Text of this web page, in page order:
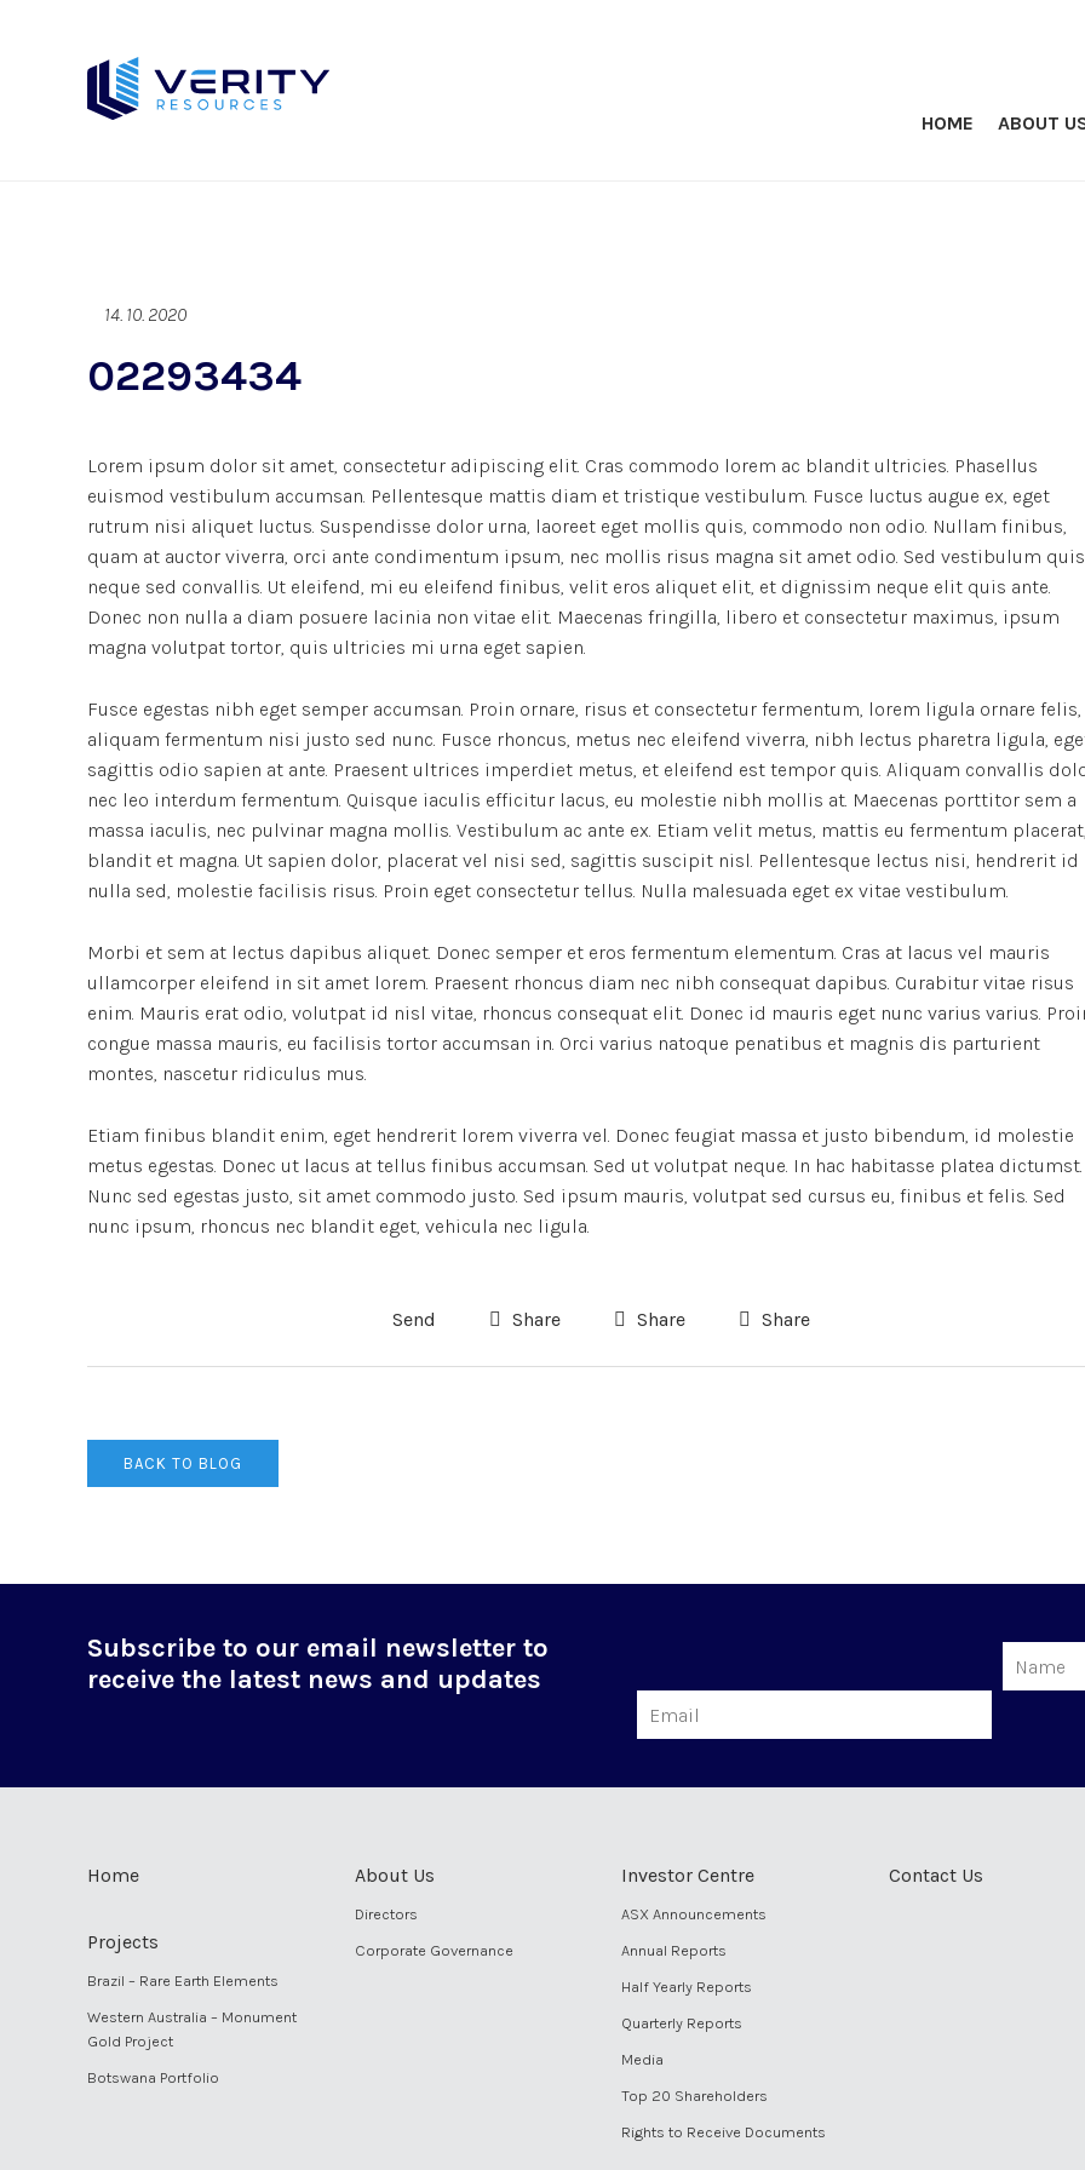
HOME ABOUT
14. 10. 2020
02293434
Lorem ipsum dolor sit amet, consectetur adipiscing elit. Cras commodo lorem ac blandit ultricies. Phasellus
euismod vestibulum accumsan. Pellentesque mattis diam et tristique vestibulum. Fusce luctus augue ex, eget
rutrum nisi aliquet luctus. Suspendisse dolor urna, laoreet eget mollis quis, commodo non odio. Nullam finibus,
quam at auctor viverra, orci ante condimentum ipsum, nec mollis risus magna sit amet odio. Sed vestibulum quis
neque sed convallis. Ut eleifend, mi eu eleifend finibus, velit eros aliquet elit, et dignissim neque elit quis ante.
Donec non nulla a diam posuere lacinia non vitae elit. Maecenas fringilla, libero et consectetur maximus, ipsum
magna volutpat tortor, quis ultricies mi urna eget sapien.
Fusce egestas nibh eget semper accumsan. Proin ornare, risus et consectetur fermentum, lorem ligula ornare felis,
aliquam fermentum nisi justo sed nunc. Fusce rhoncus, metus nec eleifend viverra, nibh lectus pharetra ligula,
sagittis odio sapien at ante. Praesent ultrices imperdiet metus, et eleifend est tempor quis. Aliquam convallis
nec leo interdum fermentum. Quisque iaculis efficitur lacus, eu molestie nibh mollis at. Maecenas porttitor sem a
massa iaculis, nec pulvinar magna mollis. Vestibulum ac ante ex. Etiam velit metus, mattis eu fermentum placerat,
blandit et magna. Ut sapien dolor, placerat vel nisi sed, sagittis suscipit nisl. Pellentesque lectus nisi, hendrerit id
nulla sed, molestie facilisis risus. Proin eget consectetur tellus. Nulla malesuada eget ex vitae vestibulum.
Morbi et sem at lectus dapibus aliquet. Donec semper et eros fermentum elementum. Cras at lacus vel mauris
ullamcorper eleifend in sit amet lorem. Praesent rhoncus diam nec nibh consequat dapibus. Curabitur vitae risus
enim. Mauris erat odio, volutpat id nisl vitae, rhoncus consequat elit. Donec id mauris eget nunc varius varius.
congue massa mauris, eu facilisis tortor accumsan in. Orci varius natoque penatibus et magnis dis parturient
montes, nascetur ridiculus mus.
Etiam finibus blandit enim, eget hendrerit lorem viverra vel. Donec feugiat massa et justo bibendum, id molestie
metus egestas. Donec ut lacus at tellus finibus accumsan. Sed ut volutpat neque. In hac habitasse platea dictumst.
Nunc sed egestas justo, sit amet commodo justo. Sed ipsum mauris, volutpat sed cursus eu, finibus et felis. Sed
nunc ipsum, rhoncus nec blandit eget, vehicula nec ligula.
Send Share Share Share
BACK TO BLOG
Subscribe to our email newsletter to
receive the latest news and updates
Home
Projects
Brazil – Rare Earth Elements
Western Australia – Monument
Gold Project
Botswana Portfolio
About Us
Directors
Corporate Governance
Investor Centre
ASX Announcements
Annual Reports
Half Yearly Reports
Quarterly Reports
Media
Top 20 Shareholders
Rights to Receive Documents
Contact Us